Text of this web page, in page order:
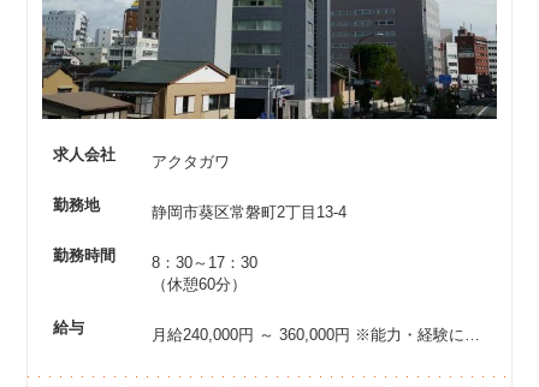
求人会社 アクタガワ
勤務地 静岡市葵区常磐町2丁目13-4
勤務時間
8：30～17：30
（休憩60分）
給与 月給240,000円 ～ 360,000円 ※能力・経験により優遇